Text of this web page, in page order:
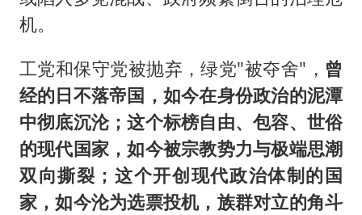
机。
工党和保守党被抛弃，绿党"被夺舍"， 曾
经的日不落帝国，如今在身份政治的泥潭
中彻底沉沦；这个标榜自由、包容、世俗
的现代国家，如今被宗教势力与极端思潮
双向撕裂；这个开创现代政治体制的国
家，如今沦为选票投机，族群对立的角斗